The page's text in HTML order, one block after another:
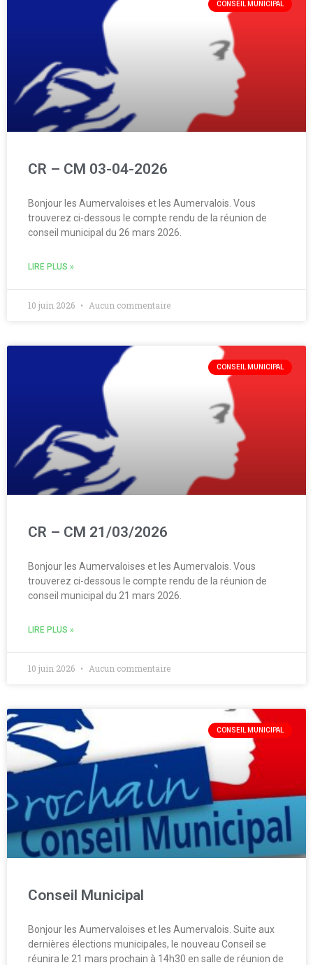
CONSEIL MUNICIPAL
CR – CM 03-04-2026
Bonjour les Aumervaloises et les Aumervalois. Vous
trouverez ci-dessous le compte rendu de la réunion de
conseil municipal du 26 mars 2026.
LIRE PLUS »
10 juin 2026 Aucun commentaire
CONSEIL MUNICIPAL
CR – CM 21/03/2026
Bonjour les Aumervaloises et les Aumervalois. Vous
trouverez ci-dessous le compte rendu de la réunion de
conseil municipal du 21 mars 2026.
LIRE PLUS »
10 juin 2026 Aucun commentaire
CONSEIL MUNICIPAL
Conseil Municipal
Bonjour les Aumervaloises et les Aumervalois. Suite aux
dernières élections municipales, le nouveau Conseil se
réunira le 21 mars prochain à 14h30 en salle de réunion de